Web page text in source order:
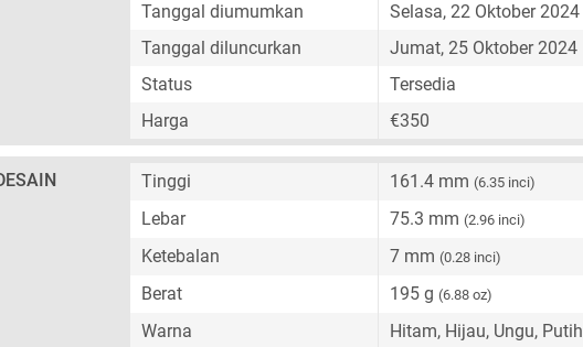
Tanggal diumumkan
Selasa, 22 Oktober 2024
Tanggal diluncurkan
Jumat, 25 Oktober 2024
Status
Tersedia
Harga
€350
Tinggi 161.4 mm (6.35 inci)
Lebar 75.3 mm (2.96 inci)
Ketebalan 7 mm (0.28 inci)
Berat 195 g (6.88 oz)
Warna Hitam, Hijau, Ungu, Putih